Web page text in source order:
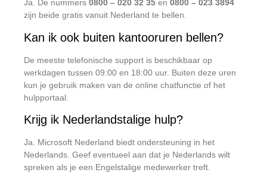
Ja. De nummers 0800 – 020 32 35 en 0800 – 023 3894
zijn beide gratis vanuit Nederland te bellen.
Kan ik ook buiten kantooruren bellen?
De meeste telefonische support is beschikbaar op
werkdagen tussen 09:00 en 18:00 uur. Buiten deze uren
kun je gebruik maken van de online chatfunctie of het
hulpportaal.
Krijg ik Nederlandstalige hulp?
Ja. Microsoft Nederland biedt ondersteuning in het
Nederlands. Geef eventueel aan dat je Nederlands wilt
spreken als je een Engelstalige medewerker treft.